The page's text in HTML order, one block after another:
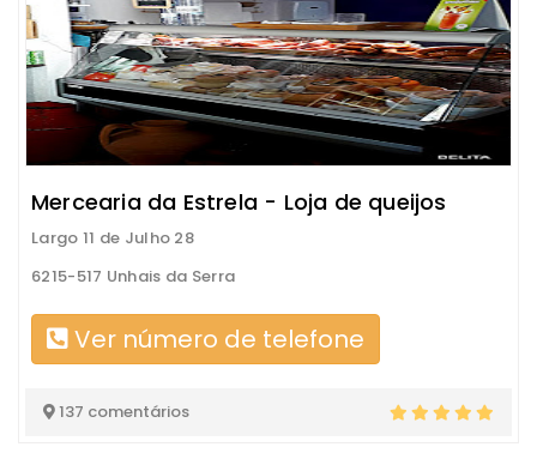
Mercearia da Estrela - Loja de queijos
Largo 11 de Julho 28
6215-517 Unhais da Serra
Ver número de telefone
137 comentários